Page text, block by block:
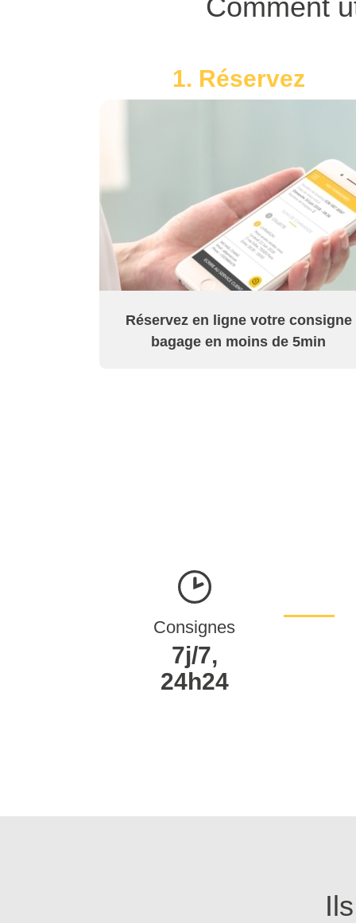
Comment
1. Réservez
Réservez en ligne votre consigne
bagage en moins de 5min
Consignes
7j/7,
24h24